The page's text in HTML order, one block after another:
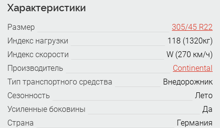
Характеристики
Размер
305/45 R22
Индекс нагрузки
118 (1320кг)
Индекс скорости
W (270 км/ч)
Производитель
Continental
Тип транспортного средства
Внедорожник
Сезонность
Лето
Усиленные боковины
Да
Страна
Германия